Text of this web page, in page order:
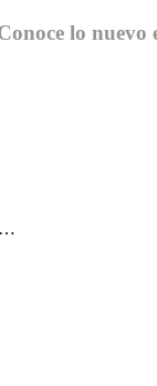
lo nuevo